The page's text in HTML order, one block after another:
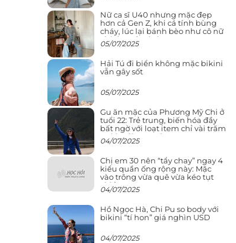
Nữ ca sĩ U40 nhưng mặc đẹp
hơn cả Gen Z, khi cá tính bùng
cháy, lúc lại bánh bèo như cô nữ
chính ngôn tình
05/07/2025
Hải Tú đi biển không mặc bikini
vẫn gây sốt
05/07/2025
Gu ăn mặc của Phương Mỹ Chi ở
tuổi 22: Trẻ trung, biến hóa đầy
bất ngờ với loạt item chỉ vài trăm
nghìn đã mua được
04/07/2025
Chị em 30 nên “tẩy chay” ngay 4
kiểu quần ống rộng này: Mặc
vào trông vừa quê vừa kéo tụt
chiều cao
04/07/2025
Hồ Ngọc Hà, Chi Pu so body với
bikini “tí hon” giá nghìn USD
04/07/2025